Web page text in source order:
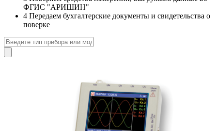
ФГИС "АРИШИН"
4 Передаем бухгалтерские документы и свидетельства о
поверке